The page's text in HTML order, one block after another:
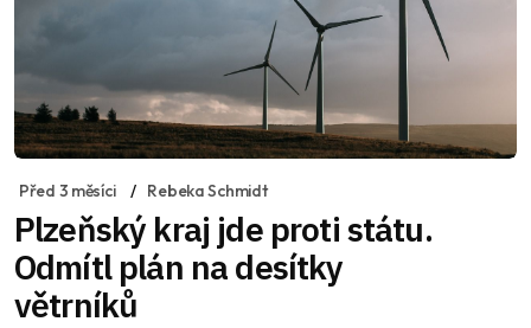
Před 3 měsíci Rebeka Schmidt
Plzeňský kraj jde proti státu.
Odmítl plán na desítky
větrníků